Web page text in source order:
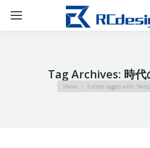
Tag Archives: 時
You are here:
Home Entries tagged with "時代